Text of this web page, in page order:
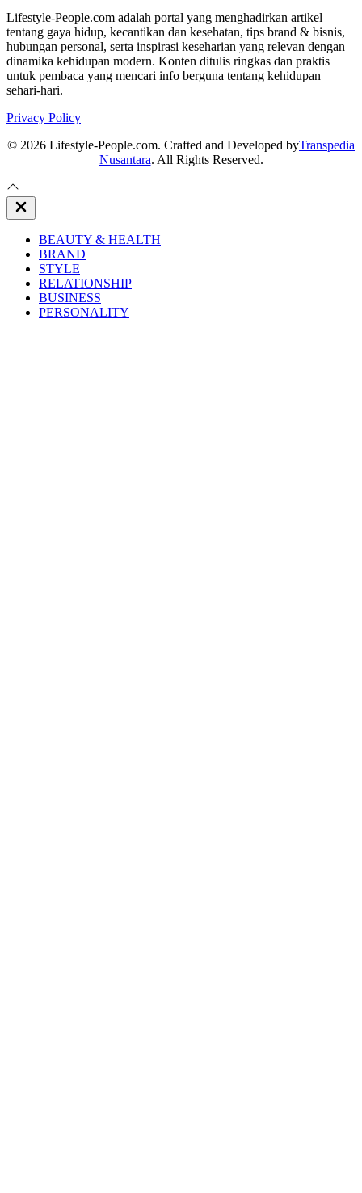
Lifestyle-People.com adalah portal yang menghadirkan artikel
tentang gaya hidup, kecantikan dan kesehatan, tips brand & bisnis,
hubungan personal, serta inspirasi keseharian yang relevan dengan
dinamika kehidupan modern. Konten ditulis ringkas dan praktis
untuk pembaca yang mencari info berguna tentang kehidupan
sehari-hari.
Privacy Policy
© 2026 Lifestyle-People.com. Crafted and Developed byTranspedia
Nusantara. All Rights Reserved.
Close
Off
BEAUTY & HEALTH
BRAND
STYLE
RELATIONSHIP
BUSINESS
PERSONALITY